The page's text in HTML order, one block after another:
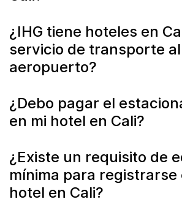
¿IHG tiene hoteles en
servicio de transporte al
aeropuerto?
¿Debo pagar el
en mi hotel en Cali?
¿Existe un requisito de
mínima para registrarse
hotel en Cali?